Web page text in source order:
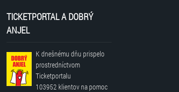
TICKETPORTAL A DOBRÝ
ANJEL
K dnešnému dňu prispelo
prostredníctvom
Ticketportalu
103952 klientov na pomoc